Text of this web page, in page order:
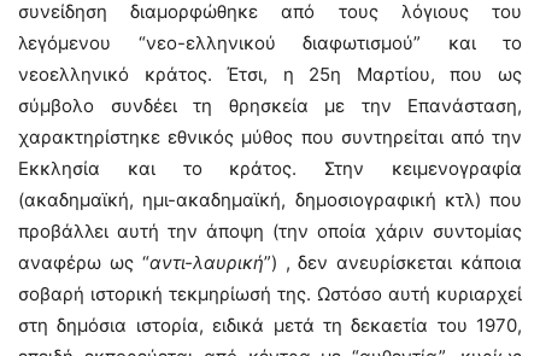
συνείδηση διαμορφώθηκε από τους λόγιους του
λεγόμενου “νεο-ελληνικού διαφωτισμού” και το
νεοελληνικό κράτος. Έτσι, η 25η Μαρτίου, που ως
σύμβολο συνδέει τη θρησκεία με την Επανάσταση,
χαρακτηρίστηκε εθνικός μύθος που συντηρείται από την
Εκκλησία και το κράτος. Στην κειμενογραφία
(ακαδημαϊκή, ημι-ακαδημαϊκή, δημοσιογραφική κτλ) που
προβάλλει αυτή την άποψη (την οποία χάριν συντομίας
αναφέρω ως “αντι-λαυρική”) , δεν ανευρίσκεται κάποια
σοβαρή ιστορική τεκμηρίωσή της. Ωστόσο αυτή κυριαρχεί
στη δημόσια ιστορία, ειδικά μετά τη δεκαετία του 1970,